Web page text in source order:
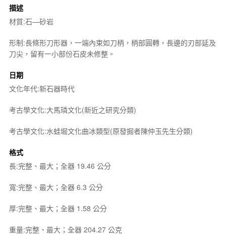
描述
材質:石—砂岩
形制:長條形刀形器，一端內束如刀柄，柄部圓轉，長邊的刃部延及
刀尖，留有一小部份石皮未修整。
日期
文化年代:新石器時代
考古學文化:大馬璘文化(新近之研究分類)
考古學文化:水蛙堀文化曲冰類型(原發掘者陳仲玉先生分類)
格式
長:完整、最大；全器 19.46 公分
寬:完整、最大；全器 6.3 公分
厚:完整、最大；全器 1.58 公分
重量:完整、最大；全器 204.27 公克